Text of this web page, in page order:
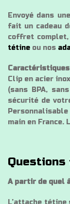
Envoyé dans
fait un cadeau
coffret complet,
tétine ou nos
Clip en acier
(sans BPA,
sécurité de
main en France.
A partir de quel